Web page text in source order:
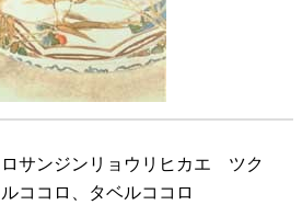
ロサンジンリョウリヒカエ ツク
ルココロ、タベルココロ